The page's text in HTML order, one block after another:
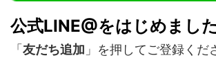
公式LINE@をはじめました
「友だち追加 」を押してご登録くだ